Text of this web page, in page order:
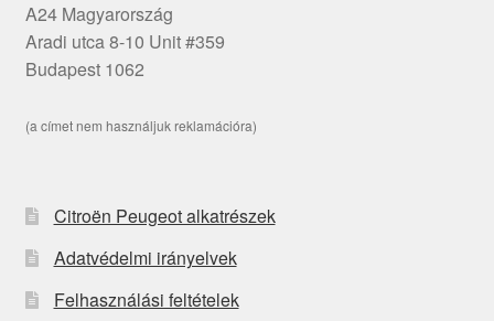
A24 Magyarország
Aradi utca 8-10 Unit #359
Budapest 1062
(a címet nem használjuk reklamációra)
Citroën Peugeot alkatrészek
Adatvédelmi irányelvek
Felhasználási feltételek